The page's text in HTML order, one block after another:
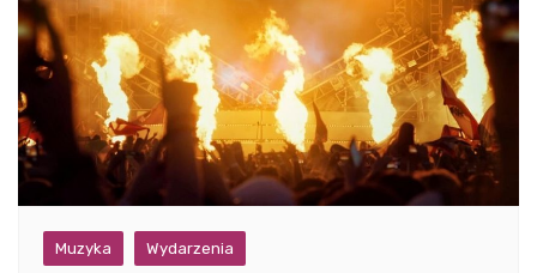
Muzyka Wydarzenia